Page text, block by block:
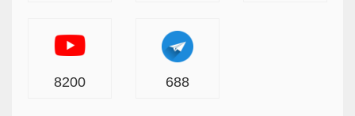
8200 688